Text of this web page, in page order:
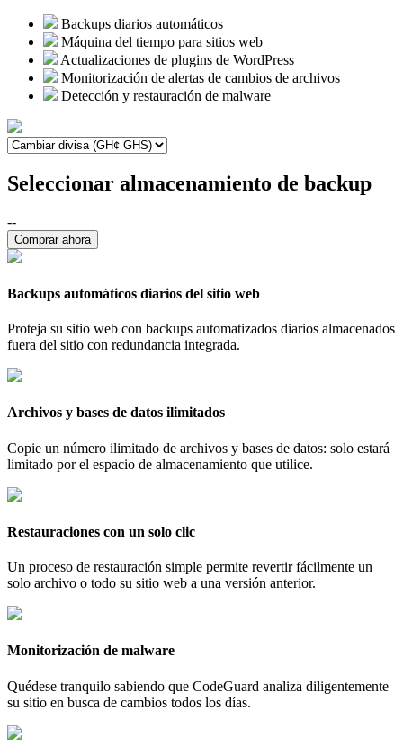
Backups diarios automáticos
Máquina del tiempo para sitios web
Actualizaciones de plugins de WordPress
Monitorización de alertas de cambios de archivos
Detección y restauración de malware
Seleccionar almacenamiento de backup
--
Comprar ahora
Backups automáticos diarios del sitio web
Proteja su sitio web con backups automatizados diarios almacenados
fuera del sitio con redundancia integrada.
Archivos y bases de datos ilimitados
Copie un número ilimitado de archivos y bases de datos: solo estará
limitado por el espacio de almacenamiento que utilice.
Restauraciones con un solo clic
Un proceso de restauración simple permite revertir fácilmente un
solo archivo o todo su sitio web a una versión anterior.
Monitorización de malware
Quédese tranquilo sabiendo que CodeGuard analiza diligentemente
su sitio en busca de cambios todos los días.